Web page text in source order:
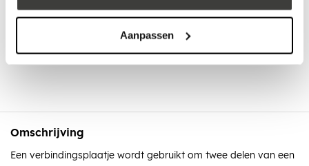
Aanpassen
Bel: +32 330 477 69
Omschrijving
Een verbindingsplaatje wordt gebruikt om twee delen van een